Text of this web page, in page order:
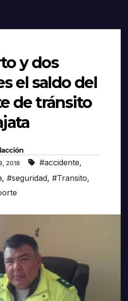
y dos
el saldo del
de tránsito
2018 #accidente,
, #seguridad, #Transito,